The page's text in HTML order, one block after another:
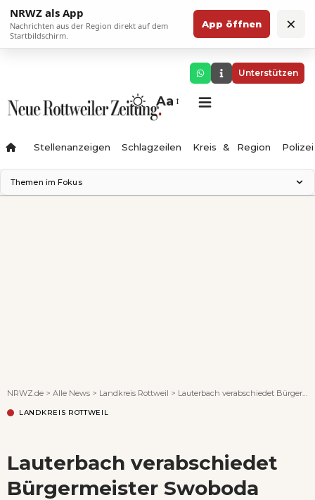
NRWZ als App
Nachrichten aus der Region direkt auf dem
Startbildschirm.
App öffnen ×
Unterstützen
Aa
Stellenanzeigen Schlagzeilen Kreis & Region Polizei
Themen im Fokus
NRWZ.de > Alle News > Landkreis Rottweil > Lauterbach verabschiedet Bürgermeister Swoboda
LANDKREIS ROTTWEIL
Lauterbach verabschiedet
Bürgermeister Swoboda